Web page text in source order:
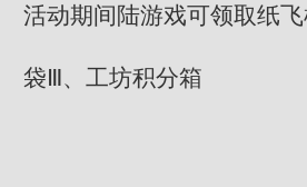
活动期间陆游戏可领取纸
袋Ⅲ、工坊积分箱